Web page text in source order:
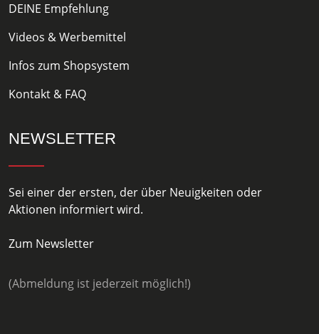
DEINE Empfehlung
Videos & Werbemittel
Infos zum Shopsystem
Kontakt & FAQ
NEWSLETTER
Sei einer der ersten, der über Neuigkeiten oder
Aktionen informiert wird.
Zum Newsletter
(Abmeldung ist jederzeit möglich!)